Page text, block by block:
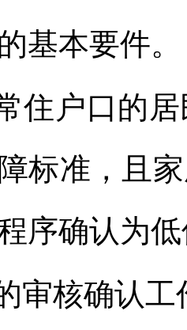
基本要件。
住户口的
标准，且
序确认为
审核确认